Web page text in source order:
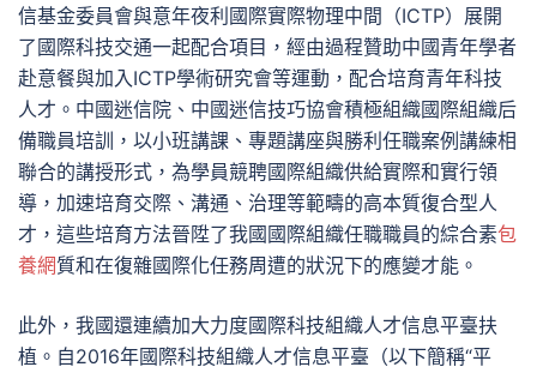
信基金委員會與意年夜利國際實際物理中間（ICTP）展開
了國際科技交通一起配合項目，經由過程贊助中國青年學者
赴意餐與加入ICTP學術研究會等運動，配合培育青年科技
人才。中國迷信院、中國迷信技巧協會積極組織國際組織后
備職員培訓，以小班講課、專題講座與勝利任職案例講練相
聯合的講授形式，為學員競聘國際組織供給實際和實行領
導，加速培育交際、溝通、治理等範疇的高本質復合型人
才，這些培育方法晉陞了我國國際組織任職職員的綜合素包
養網質和在復雜國際化任務周遭的狀況下的應變才能。
此外，我國還連續加大力度國際科技組織人才信息平臺扶
植。自2016年國際科技組織人才信息平臺（以下簡稱“平